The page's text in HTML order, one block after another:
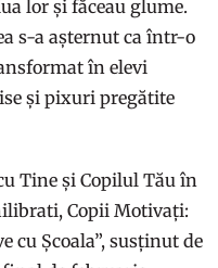
lor și făceau glume.
s-a așternut ca într-o
în elevi
și pixuri pregătite
Tine și Copilul Tău în
Copii Motivați:
cu Școala”, susținut de